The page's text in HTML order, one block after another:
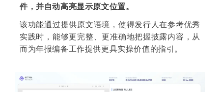
件，并自动高亮显示原文位置。
该功能通过提供原文语境，使得发行人在参考优秀
实践时，能够更完整、更准确地把握披露内容，从
而为年报编备工作提供更具实操价值的指引。